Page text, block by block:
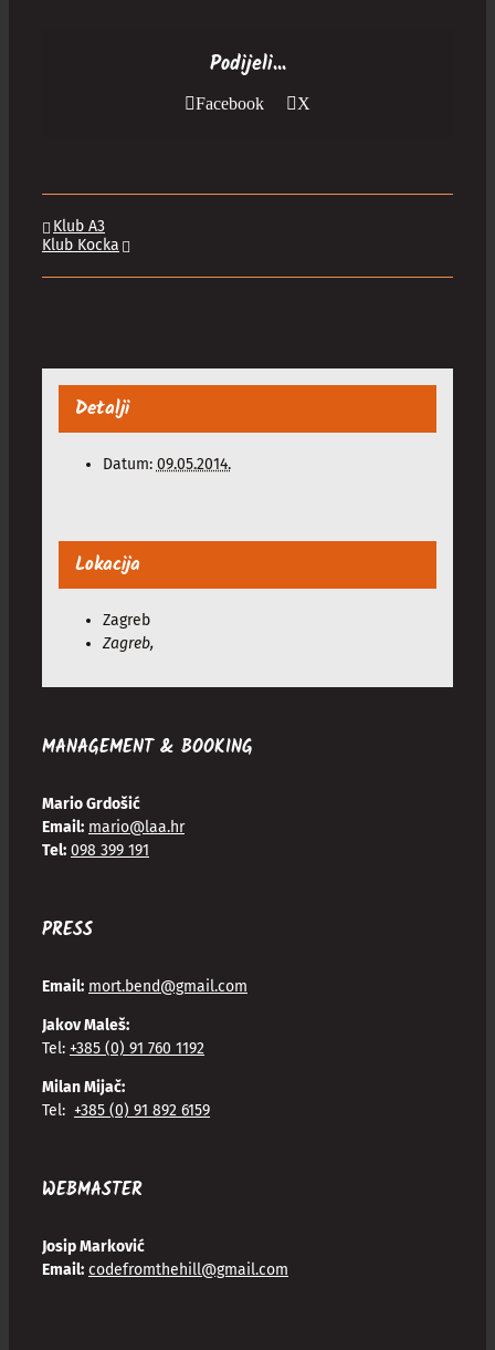
Podijeli...
Facebook X
Klub A3
Klub Kocka
Detalji
Datum: 09.05.2014.
Lokacija
Zagreb
Zagreb,
MANAGEMENT & BOOKING
Mario Grdošić
Email: mario@laa.hr
Tel: 098 399 191
PRESS
Email: mort.bend@gmail.com
Jakov Maleš:
Tel: +385 (0) 91 760 1192
Milan Mijač:
Tel: +385 (0) 91 892 6159
WEBMASTER
Josip Marković
Email: codefromthehill@gmail.com